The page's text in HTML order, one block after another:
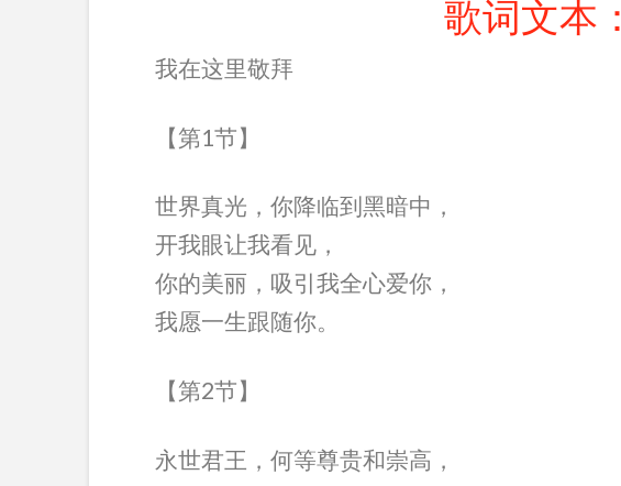
歌词文本：
我在这里敬拜
【第1节】
世界真光，你降临到黑暗中，
开我眼让我看见，
你的美丽，吸引我全心爱你，
我愿一生跟随你。
【第2节】
永世君王，何等尊贵和崇高，